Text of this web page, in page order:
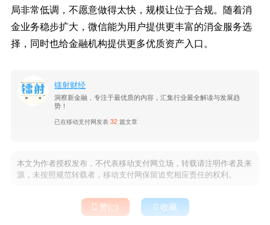
局非常低调，不愿意做得太快，规模让位于合规。随着消
金业务稳步扩大，微信能为用户提供更丰富的消金服务选
择，同时也给金融机构提供更多优质资产入口。
镭射财经
洞察新金融，专注于最优质的内容，汇集行业最全解读与发展趋
势！
已在移动支付网发表32 篇文章
本文为作者授权发布，不代表移动支付网立场，转载请注明作者及来
源，未按照规范转载者，移动支付网保留追究相应责任的权利。
 赞()  收藏